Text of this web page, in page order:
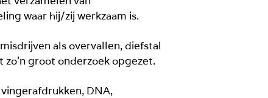
waar hij/zij werkzaam is.
als overvallen, diefstal
groot onderzoek opgezet.
DNA,